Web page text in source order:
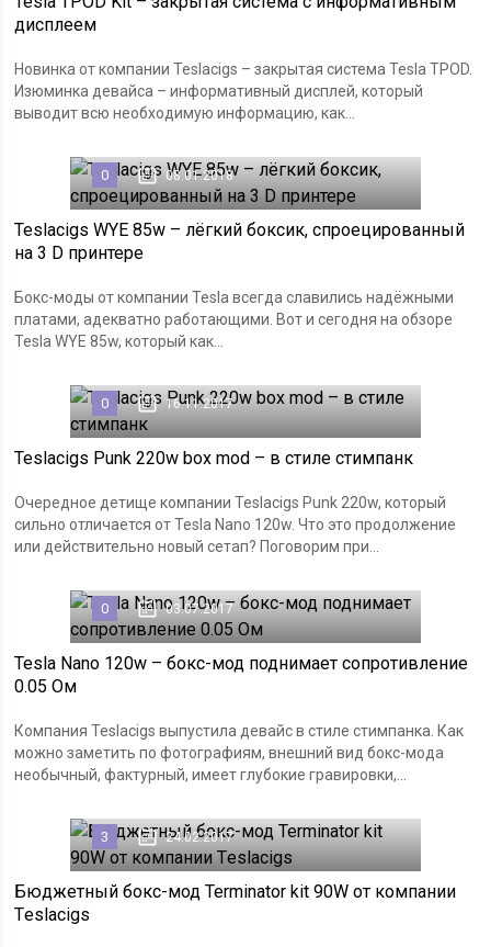
дисплеем
Новинка от компании Teslaсigs – закрытая система Tesla TPOD.
Изюминка девайса – информативный дисплей, который
выводит всю необходимую информацию, как...
0 08.01.2018
Teslacigs WYE 85w – лёгкий боксик, спроецированный
на 3 D принтере
Бокс-моды от компании Tesla всегда славились надёжными
платами, адекватно работающими. Вот и сегодня на обзоре
Tesla WYE 85w, который как...
0 16.11.2017
Teslacigs Punk 220w box mod – в стиле стимпанк
Очередное детище компании Teslacigs Punk 220w, который
сильно отличается от Tesla Nano 120w. Что это продолжение
или действительно новый сетап? Поговорим при...
0 03.07.2017
Tesla Nano 120w – бокс-мод поднимает сопротивление
0.05 Ом
Компания Teslacigs выпустила девайс в стиле стимпанка. Как
можно заметить по фотографиям, внешний вид бокс-мода
необычный, фактурный, имеет глубокие гравировки,...
3 24.02.2017
Бюджетный бокс-мод Terminator kit 90W от компании
Тeslacigs